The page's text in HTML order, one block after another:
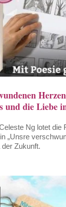
und die Liebe
Ng lotet die
„Unsre
Zukunft.